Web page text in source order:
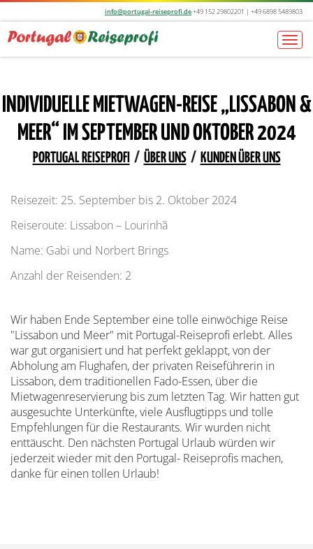
info@portugal-reiseprofi.de+49 152 29802201 | +49 6898 5489803
INDIVIDUELLE MIETWAGEN-REISE „LISSABON &
MEER“ IM SEPTEMBER UND OKTOBER 2024
PORTUGAL REISEPROFI / ÜBER UNS/ KUNDEN ÜBER UNS
Reisezeit: 25. September bis 2. Oktober 2024
Reiseroute: Lissabon – Lourinhã
Name: Gabi und Norbert Brings
Anzahl der Reisenden: 2
Wir haben Ende September eine tolle einwöchige Reise
"Lissabon und Meer" mit Portugal-Reiseprofi erlebt. Alles
war gut organisiert und hat perfekt geklappt, von der
Abholung am Flughafen, der privaten Reiseführerin in
Lissabon, dem traditionellen Fado-Essen, über die
Mietwagenreservierung bis zum letzten Tag. Wir hatten gut
ausgesuchte Unterkünfte, viele Ausflugtipps und tolle
Empfehlungen für die Restaurants. Wir wurden nicht
enttäuscht. Den nächsten Portugal Urlaub würden wir
jederzeit wieder mit den Portugal- Reiseprofis machen,
danke für einen tollen Urlaub!